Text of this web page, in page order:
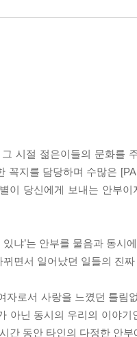
시절 젊은이들의 문화를
지를 담당하며 수많은
이 당신에게 보내는 안부
냐’는 안부를 물음과 동시
면서 일어났던 일들의 진
로서 사랑을 느꼈던 틀림
아닌 동시의 우리의 이야기
동안 타인의 다정한 안부